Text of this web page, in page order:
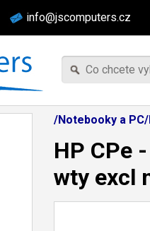
info@jscomputers.cz
/Notebooky a
HP CPe
wty excl